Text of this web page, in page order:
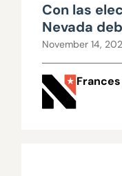
Con las
Nevada
educación
November 14,